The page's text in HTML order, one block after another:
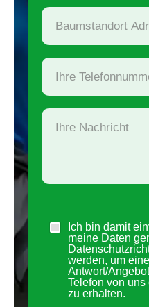
Ich bin damit
meine Daten
werden, um
Antwort/
Telefon von
zu erhalten.